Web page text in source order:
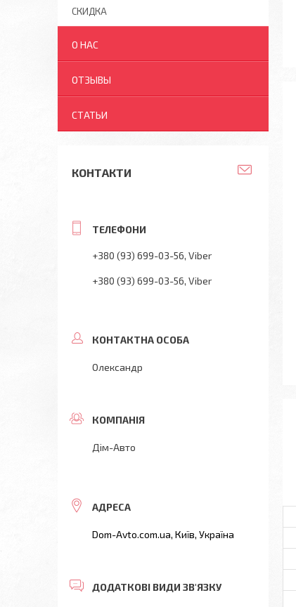
СКИДКА
О НАС
ОТЗЫВЫ
СТАТЬИ
КОНТАКТИ
+380 (93) 699-03-56 Viber
+380 (93) 699-03-56 Viber
Олександр
Дім-Авто
Dom-Avto.com.ua, Київ, Україна